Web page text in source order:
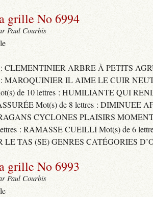
grille No 6994
Paul Courbis
: CLEMENTINIER ARBRE À PETITS
: MAROQUINIER IL AIME LE CUIR
de 10 lettres : HUMILIANTE QUI
Mot(s) de 8 lettres : DIMINUEE
CYCLONES PLAISIRS
: RAMASSE CUEILLI Mot(s) de 6
LE TAS (SE) GENRES CATÉGORIES
grille No 6993
Paul Courbis